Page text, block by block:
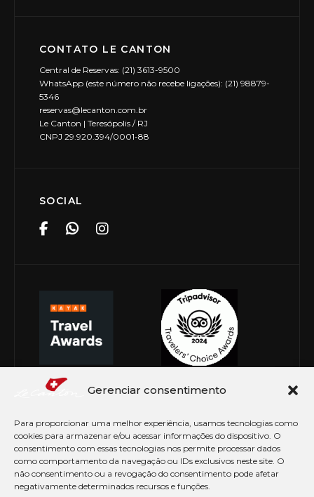
Gerenciar consentimento
Para proporcionar uma melhor experiência, usamos tecnologias como
cookies para armazenar e/ou acessar informações do dispositivo. O
consentimento com essas tecnologias nos permite processar dados
como comportamento da navegação ou IDs exclusivos neste site. O
não consentimento ou a revogação do consentimento pode afetar
negativamente determinados recursos e funções.
CONTATO LE CANTON
Central de Reservas: (21) 3613-9500
WhatsApp (este número não recebe ligações): (21) 98879-
5346
reservas@lecanton.com.br
Le Canton | Teresópolis / RJ
CNPJ 29.920.394/0001-88
SOCIAL
© Copyright 2026 Le Canton. Todos os direitos